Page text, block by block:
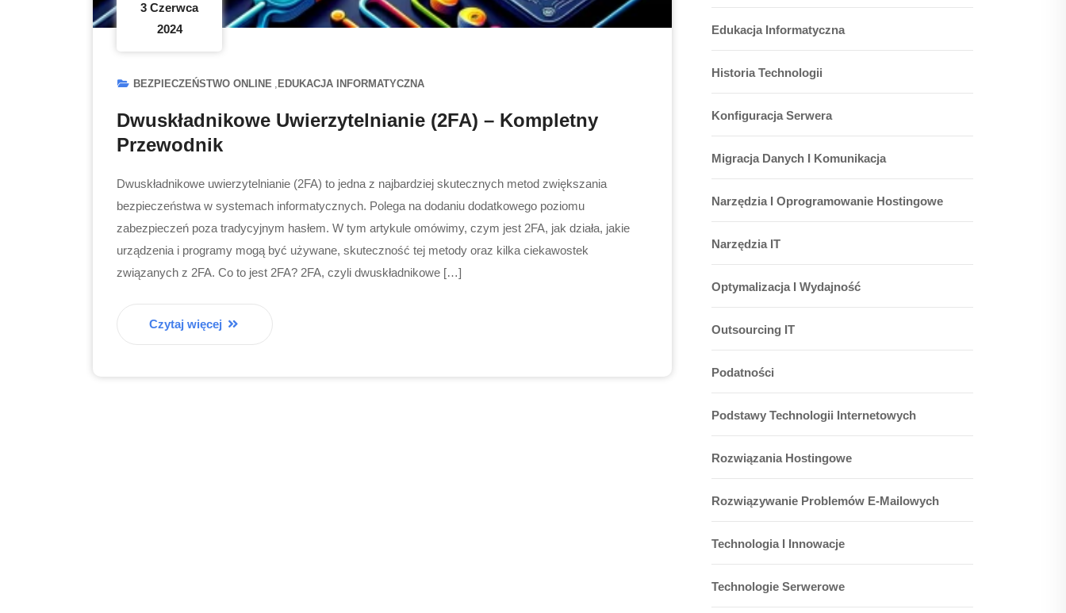
3 Czerwca
2024
BEZPIECZEŃSTWO ONLINE EDUKACJA INFORMATYCZNA
Dwuskładnikowe Uwierzytelnianie (2FA) – Kompletny
Przewodnik
Dwuskładnikowe uwierzytelnianie (2FA) to jedna z najbardziej skutecznych metod zwiększania
bezpieczeństwa w systemach informatycznych. Polega na dodaniu dodatkowego poziomu
zabezpieczeń poza tradycyjnym hasłem. W tym artykule omówimy, czym jest 2FA, jak działa, jakie
urządzenia i programy mogą być używane, skuteczność tej metody oraz kilka ciekawostek
związanych z 2FA. Co to jest 2FA? 2FA, czyli dwuskładnikowe […]
Czytaj więcej
Edukacja Informatyczna
Historia Technologii
Konfiguracja Serwera
Migracja Danych I Komunikacja
Narzędzia I Oprogramowanie Hostingowe
Narzędzia IT
Optymalizacja I Wydajność
Outsourcing IT
Podatności
Podstawy Technologii Internetowych
Rozwiązania Hostingowe
Rozwiązywanie Problemów E-Mailowych
Technologia I Innowacje
Technologie Serwerowe